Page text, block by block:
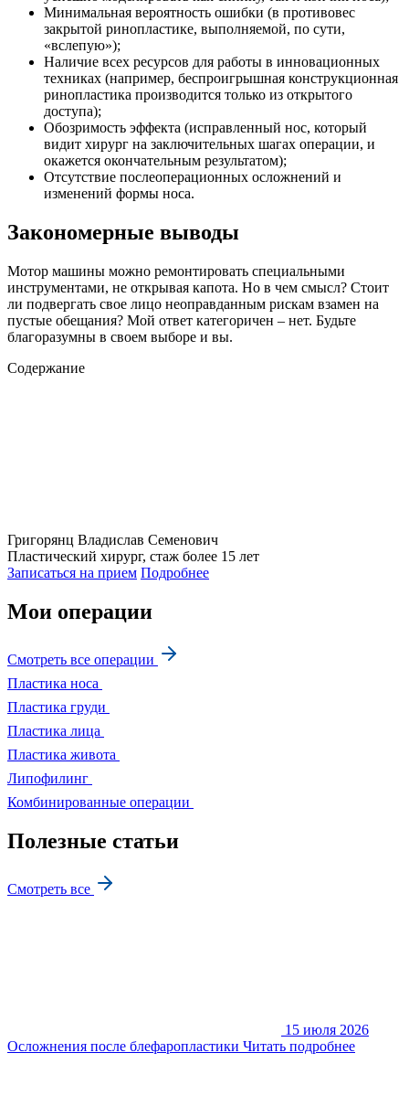
Минимальная вероятность ошибки (в противовес
закрытой ринопластике, выполняемой, по сути,
«вслепую»);
Наличие всех ресурсов для работы в инновационных
техниках (например, беспроигрышная конструкционная
ринопластика производится только из открытого
доступа);
Обозримость эффекта (исправленный нос, который
видит хирург на заключительных шагах операции, и
окажется окончательным результатом);
Отсутствие послеоперационных осложнений и
изменений формы носа.
Закономерные выводы
Мотор машины можно ремонтировать специальными
инструментами, не открывая капота. Но в чем смысл? Стоит
ли подвергать свое лицо неоправданным рискам взамен на
пустые обещания? Мой ответ категоричен – нет. Будьте
благоразумны в своем выборе и вы.
Содержание
Григорянц Владислав Семенович
Пластический хирург, стаж более 15 лет
Записаться на прием Подробнее
Мои операции
Смотреть все операции
Пластика носа
Пластика груди
Пластика лица
Пластика живота
Липофилинг
Комбинированные операции
Полезные статьи
Смотреть все
15 июля 2026
Осложнения после блефаропластики Читать подробнее